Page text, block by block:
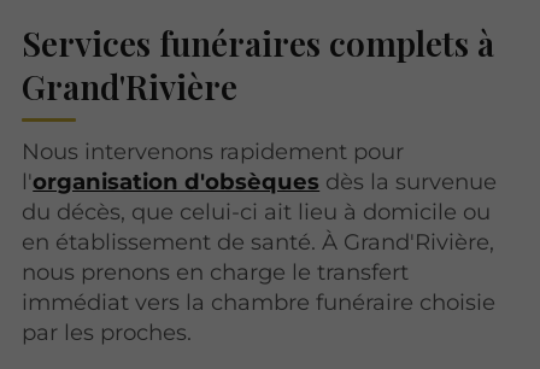
Services funéraires complets à
Grand'Rivière
Nous intervenons rapidement pour
l'organisation d'obsèques dès la survenue
du décès, que celui-ci ait lieu à domicile ou
en établissement de santé. À Grand'Rivière,
nous prenons en charge le transfert
immédiat vers la chambre funéraire choisie
par les proches.